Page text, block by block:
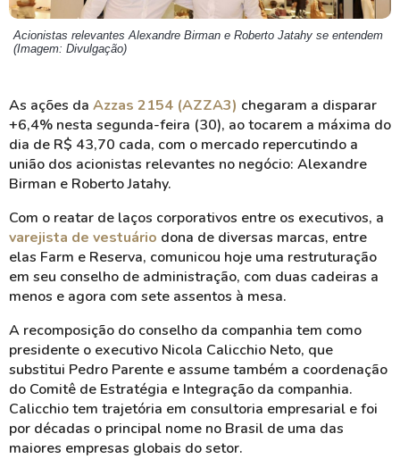
Acionistas relevantes Alexandre Birman e Roberto Jatahy se entendem
(Imagem: Divulgação)
As ações da Azzas 2154 (AZZA3) chegaram a disparar
+6,4% nesta segunda-feira (30), ao tocarem a máxima do
dia de R$ 43,70 cada, com o mercado repercutindo a
união dos acionistas relevantes no negócio: Alexandre
Birman e Roberto Jatahy.
Com o reatar de laços corporativos entre os executivos, a
varejista de vestuário dona de diversas marcas, entre
elas Farm e Reserva, comunicou hoje uma restruturação
em seu conselho de administração, com duas cadeiras a
menos e agora com sete assentos à mesa.
A recomposição do conselho da companhia tem como
presidente o executivo Nicola Calicchio Neto, que
substitui Pedro Parente e assume também a coordenação
do Comitê de Estratégia e Integração da companhia.
Calicchio tem trajetória em consultoria empresarial e foi
por décadas o principal nome no Brasil de uma das
maiores empresas globais do setor.